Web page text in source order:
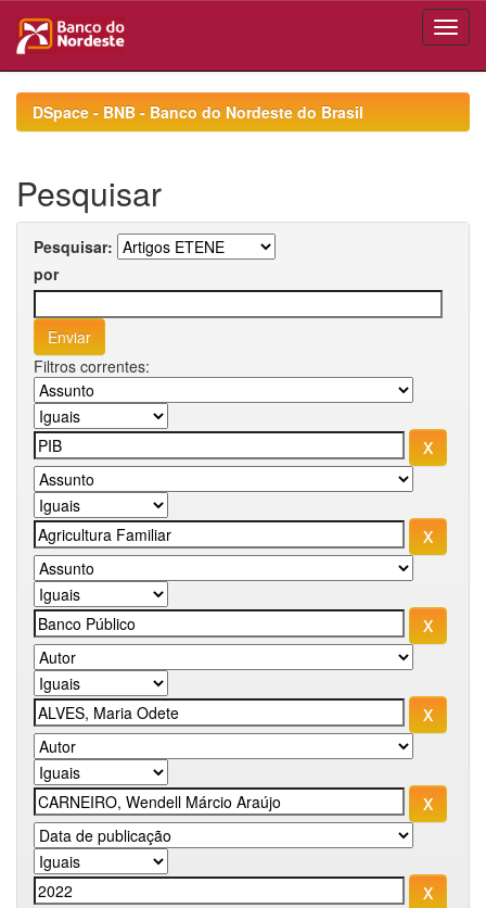
navigationDSpace - BNB - Banco do Nordeste do Brasil
Pesquisar
Pesquisar:
por
Filtros correntes: